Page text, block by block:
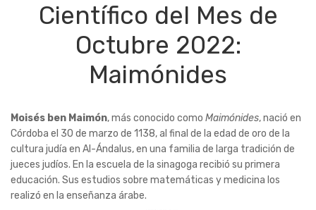
Científico del Mes de
Octubre 2022:
Maimónides
Moisés ben Maimón, más conocido como Maimónides, nació en
Córdoba el 30 de marzo de 1138, al final de la edad de oro de la
cultura judía en Al-Ándalus, en una familia de larga tradición de
jueces judíos. En la escuela de la sinagoga recibió su primera
educación. Sus estudios sobre matemáticas y medicina los
realizó en la enseñanza árabe.